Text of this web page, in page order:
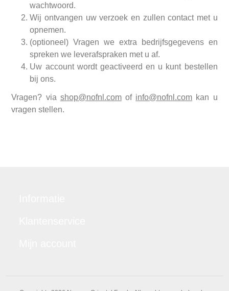
wachtwoord.
Wij ontvangen uw verzoek en zullen contact met u
opnemen.
(optioneel) Vragen we extra bedrijfsgegevens en
spreken we leverafspraken met u af.
Uw account wordt geactiveerd en u kunt bestellen
bij ons.
Vragen? via shop@nofnl.comof info@nofnl.com kan u
vragen stellen.